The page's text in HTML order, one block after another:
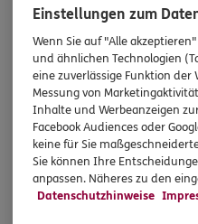
Erol
Tel:
Mobil:
Einstellungen zum
Wenn Sie auf "Alle
und ähnlichen Technologien
eine zuverlässige Funktion der
Messung von
Inhalte und Werbeanzeigen
Facebook Audiences oder
keine für Sie
Sie können Ihre
anpassen. Näheres zu den
Datenschutzhinweise